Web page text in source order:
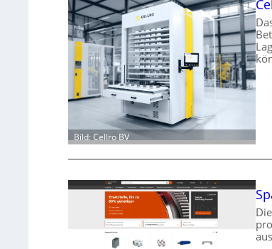
Bild: Cellro BV